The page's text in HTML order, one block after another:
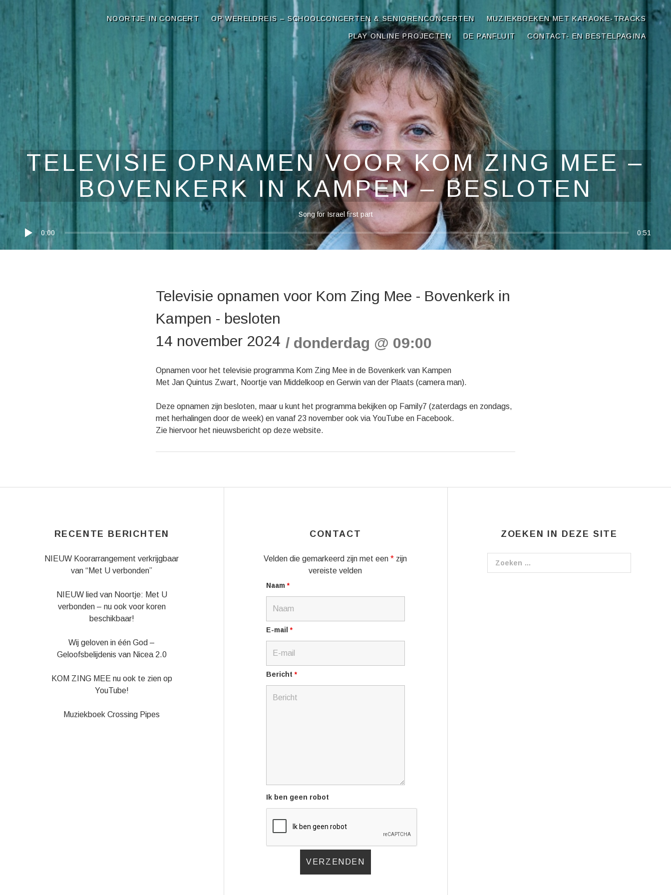
NOORTJE VAN MIDDELKOOP
NOORTJE IN CONCERT OP WERELDREIS – SCHOOLCONCERTEN & SENIORENCONCERTEN MUZIEKBOEKEN MET KARAOKE-TRACKS
PLAY ONLINE PROJECTEN DE PANFLUIT CONTACT- EN BESTELPAGINA
TELEVISIE OPNAMEN VOOR KOM ZING MEE –
BOVENKERK IN KAMPEN – BESLOTEN
Song for Israel first part
0:00 0:51
Televisie opnamen voor Kom Zing Mee - Bovenkerk in
Kampen - besloten
14 november 2024
donderdag @ 09:00
Opnamen voor het televisie programma Kom Zing Mee in de Bovenkerk van Kampen
Met Jan Quintus Zwart, Noortje van Middelkoop en Gerwin van der Plaats (camera man).
Deze opnamen zijn besloten, maar u kunt het programma bekijken op Family7 (zaterdags en zondags,
met herhalingen door de week) en vanaf 23 november ook via YouTube en Facebook.
Zie hiervoor het nieuwsbericht op deze website.
RECENTE BERICHTEN
NIEUW Koorarrangement verkrijgbaar
van “Met U verbonden”
NIEUW lied van Noortje: Met U
verbonden – nu ook voor koren
beschikbaar!
Wij geloven in één God –
Geloofsbelijdenis van Nicea 2.0
KOM ZING MEE nu ook te zien op
YouTube!
Muziekboek Crossing Pipes
CONTACT
Velden die gemarkeerd zijn met een* zijn
vereiste velden
Naam *
E-mail *
Bericht *
Ik ben geen robot
ZOEKEN IN DEZE SITE
Zoeken naar: